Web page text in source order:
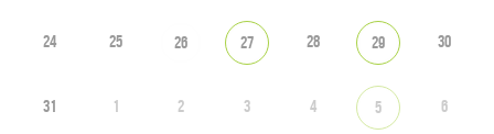
24 25 26 27 28 29 30
31 1 2 3 4 5 6